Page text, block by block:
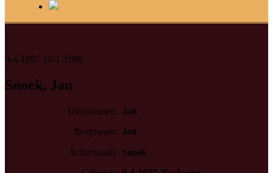
9-4-1897 10-1-1986
Snoek, Jan
Doopnamen: Jan
Roepnaam: Jan
Achternaam: Snoek